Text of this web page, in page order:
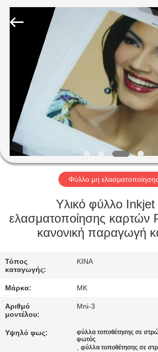
ΠΡΟΪΌΝΤΑ
ΒΊΝΤΕΟ
ΣΧΕΤΙΚΆ
ΜΕ
ΕΠΙΣΚΕΨΉ
ΕΡΓΟΣΤΑΣΊΟΥ
ΈΛΕΓΧΟΣ
ΠΟΙΌΤΗΤΑΣ
ΕΠΙΚΟΙΝΩΝΉΣΤΕ
ΜΑΖΊ
Material
(Tianjin)
Limited.
Φύλλο μη ελασματοποίησης
Υλικό φύλλο
ελασματοποίησης καρτών
κανονική παραγωγή
Τόπος
καταγωγής:
ΚΙΝΑ
Μάρκα: MK
Αριθμό
μοντέλου:
Mni-3
Υψηλό φως:
φύλλα τοποθέτησης σε
φωτός
,φύλλα τοποθέτησης σε